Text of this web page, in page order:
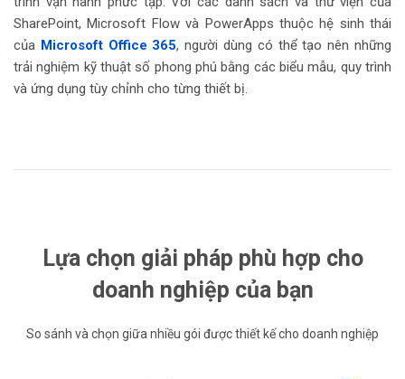
SharePoint, Microsoft Flow và PowerApps thuộc hệ sinh thái
của Microsoft Office 365, người dùng có thể tạo nên những
trải nghiệm kỹ thuật số phong phú bằng các biểu mẫu, quy trình
và ứng dụng tùy chỉnh cho từng thiết bị.
Lựa chọn giải pháp phù hợp cho
doanh nghiệp của bạn
So sánh và chọn giữa nhiều gói được thiết kế cho doanh nghiệp